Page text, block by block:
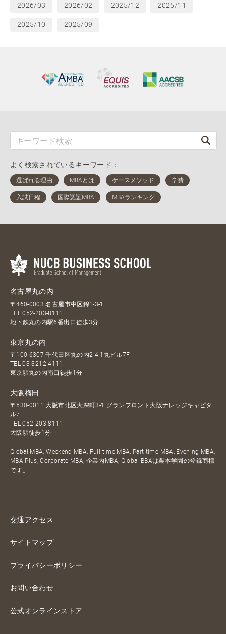
2026/03 2026/02 2025/12 2025/11
2025/10 2025/09
よく検索されているキーワード：
名古屋丸の内
〒460-0003 名古屋市中区錦1-3-1
TEL052-203-8111
地下鉄丸の内駅6番出口徒歩3分
東京丸の内
〒100-6307 千代田区丸の内2-4-1丸ビル7F
TEL03-3212-4111
東京駅丸の内南口徒歩1分
大阪梅田
〒530-0011 大阪市北区大深町3-1 グランフロント大阪ナレッジキャピタ
ル7F
TEL052-203-8111
大阪駅徒歩1分
Global MBA, Weekend MBA, Full-time MBA, Part-time MBA, Evening MBA,
MBA Plus, Corporate MBA, 企業内MBA, Global BBAは栗本学園の登録商標
です。
交通アクセス
サイトマップ
プライバシーポリシー
お問い合わせ
公式オンラインストア